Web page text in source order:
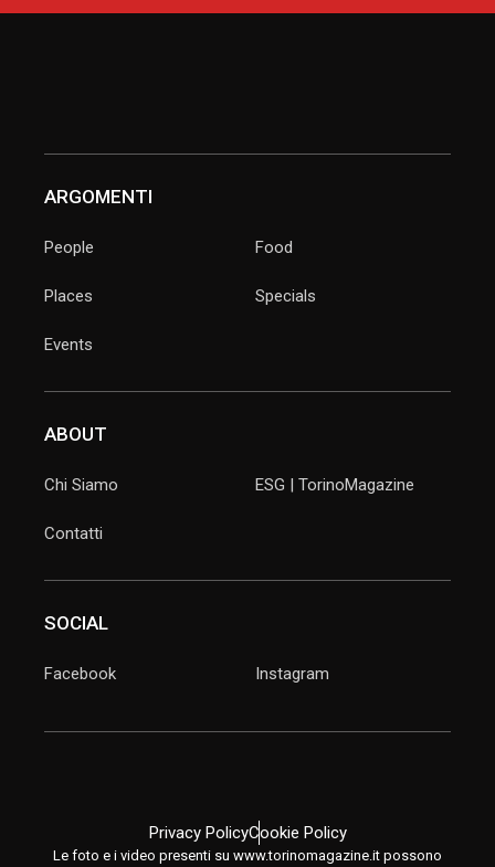
ARGOMENTI
People
Places
Events
Food
Specials
ABOUT
Chi Siamo
Contatti
ESG | TorinoMagazine
SOCIAL
Facebook Instagram
Privacy PolicyCookie Policy
Le foto e i video presenti su www.torinomagazine.it possono